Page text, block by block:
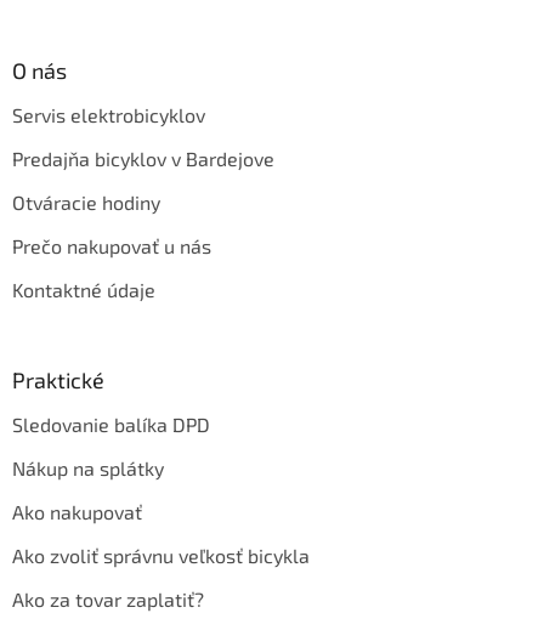
O nás
Servis elektrobicyklov
Predajňa bicyklov v Bardejove
Otváracie hodiny
Prečo nakupovať u nás
Kontaktné údaje
Praktické
Sledovanie balíka DPD
Nákup na splátky
Ako nakupovať
Ako zvoliť správnu veľkosť bicykla
Ako za tovar zaplatiť?